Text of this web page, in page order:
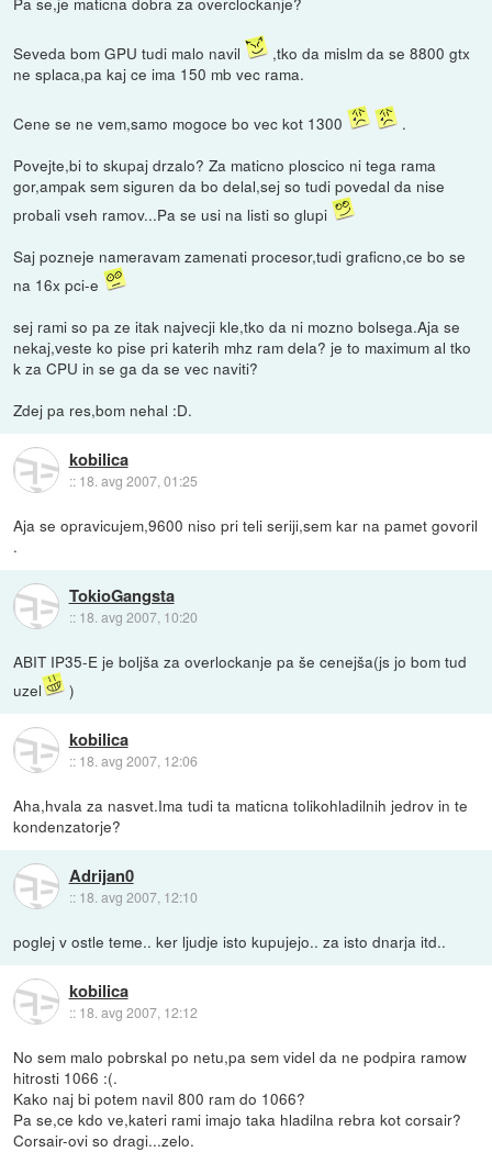
Seveda bom GPU tudi malo navil
,tko da mislm da se 8800 gtx
ne splaca,pa kaj ce ima 150 mb vec rama.
Cene se ne vem,samo mogoce bo vec kot 1300
.
Povejte,bi to skupaj drzalo? Za maticno ploscico ni tega rama
gor,ampak sem siguren da bo delal,sej so tudi povedal da nise
probali vseh ramov...Pa se usi na listi so glupi
Saj pozneje nameravam zamenati procesor,tudi graficno,ce bo se
na 16x pci-e
sej rami so pa ze itak najvecji kle,tko da ni mozno bolsega.Aja se
nekaj,veste ko pise pri katerih mhz ram dela? je to maximum al tko
k za CPU in se ga da se vec naviti?
Zdej pa res,bom nehal :D.
kobilica
:: 18. avg 2007, 01:25
Aja se opravicujem,9600 niso pri teli seriji,sem kar na pamet govoril
.
TokioGangsta
:: 18. avg 2007, 10:20
ABIT IP35-E je boljša za overlockanje pa še cenejša(js jo bom tud
uzel
)
kobilica
:: 18. avg 2007, 12:06
Aha,hvala za nasvet.Ima tudi ta maticna tolikohladilnih jedrov in te
kondenzatorje?
Adrijan0
:: 18. avg 2007, 12:10
poglej v ostle teme.. ker ljudje isto kupujejo.. za isto dnarja itd..
kobilica
:: 18. avg 2007, 12:12
No sem malo pobrskal po netu,pa sem videl da ne podpira ramow
hitrosti 1066 :(.
Kako naj bi potem navil 800 ram do 1066?
Pa se,ce kdo ve,kateri rami imajo taka hladilna rebra kot corsair?
Corsair-ovi so dragi...zelo.